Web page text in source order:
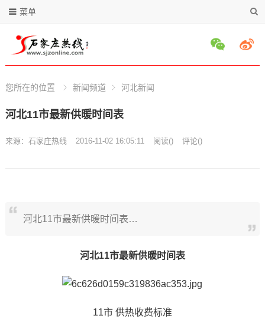
菜单
您所在的位置 新闻频道 河北新闻
河北11市最新供暖时间表
来源： 石家庄热线 2016-11-02 16:05:11 阅读() 评论()
河北11市最新供暖时间表…
河北11市最新供暖时间表
11市 供热收费标准